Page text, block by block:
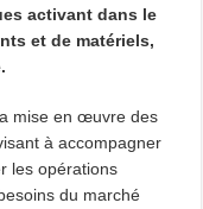
activant dans le
et de matériels,
mise en œuvre des
à accompagner
les opérations
du marché